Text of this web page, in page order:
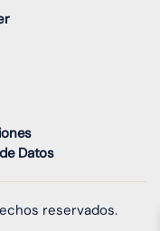
Datos
reservados.